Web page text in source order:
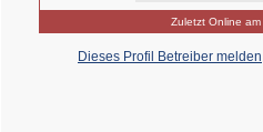
Zuletzt Online am
Dieses Profil Betreiber melden